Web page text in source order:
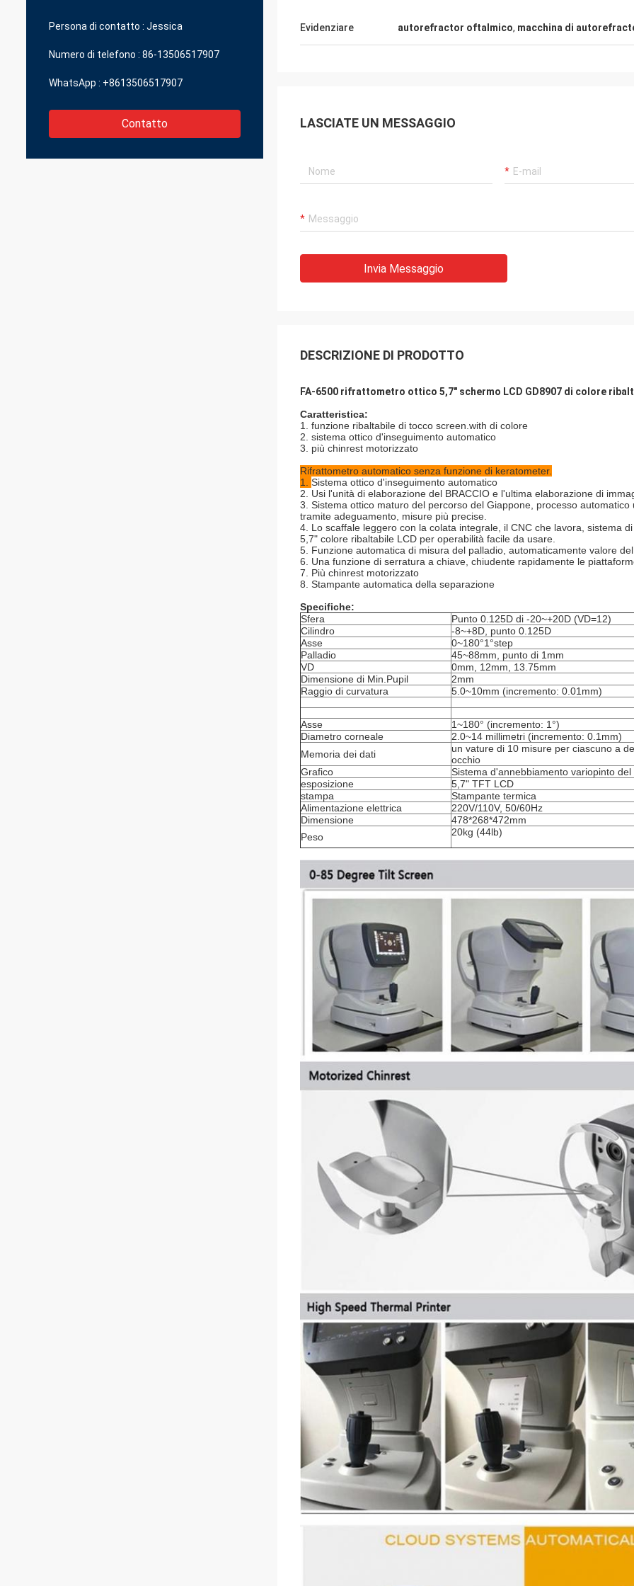
Persona di contatto : Jessica
Numero di telefono : 86-13506517907
WhatsApp : +8613506517907
Contatto
Evidenziare autorefractor oftalmico, macchina di
LASCIATE UN MESSAGGIO
Invia Messaggio
DESCRIZIONE DI PRODOTTO
FA-6500 rifrattometro ottico 5,7" schermo LCD GD8907 di colore
Caratteristica:
1. funzione ribaltabile di tocco screen.with di colore
2. sistema ottico d'inseguimento automatico
3. più chinrest motorizzato
Rifrattometro automatico senza funzione di keratometer.
1. Sistema ottico d'inseguimento automatico
2. Usi l'unità di elaborazione del BRACCIO e l'ultima elaborazione di
3. Sistema ottico maturo del percorso del Giappone, processo
tramite adeguamento, misure più precise.
4. Lo scaffale leggero con la colata integrale, il CNC che lavora, sistema
5,7" colore ribaltabile LCD per operabilità facile da usare.
5. Funzione automatica di misura del palladio, automaticamente valore
6. Una funzione di serratura a chiave, chiudente rapidamente le
7. Più chinrest motorizzato
8. Stampante automatica della separazione
Specifiche:
Sfera
Punto 0.125D di -20~+20D (VD=12)
Cilindro
-8~+8D, punto 0.125D
Asse
0~180°1°step
Palladio
45~88mm, punto di 1mm
VD
0mm, 12mm, 13.75mm
Dimensione di Min.Pupil
2mm
Raggio di curvatura
5.0~10mm (incremento: 0.01mm)
Asse
1~180° (incremento: 1°)
Diametro corneale
2.0~14 millimetri (incremento: 0.1mm)
Memoria dei dati
un vature di 10 misure per ciascuno a
occhio
Grafico
Sistema d'annebbiamento variopinto
esposizione
5,7" TFT LCD
stampa
Stampante termica
Alimentazione elettrica
220V/110V, 50/60Hz
Dimensione
478*268*472mm
Peso
20kg (44lb)